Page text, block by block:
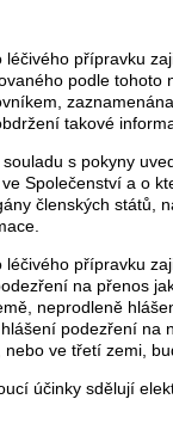
přípravku
podle
takové
s pokyny
Společenství a o
členských států,
přípravku
na přenos
neprodleně
podezření na
ve třetí zemi,
účinky sdělují